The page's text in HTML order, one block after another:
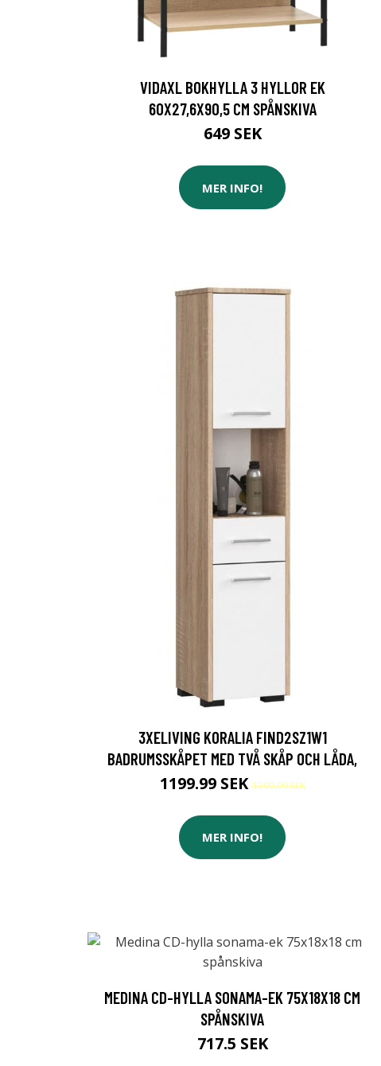
VIDAXL BOKHYLLA 3 HYLLOR EK
60X27,6X90,5 CM SPÅNSKIVA
649 SEK
MER INFO!
3XELIVING KORALIA FIND2SZ1W1
BADRUMSSKÅPET MED TVÅ SKÅP OCH LÅDA,
1199.99 SEK1799.99 SEK
MER INFO!
MEDINA CD-HYLLA SONAMA-EK 75X18X18 CM
SPÅNSKIVA
717.5 SEK